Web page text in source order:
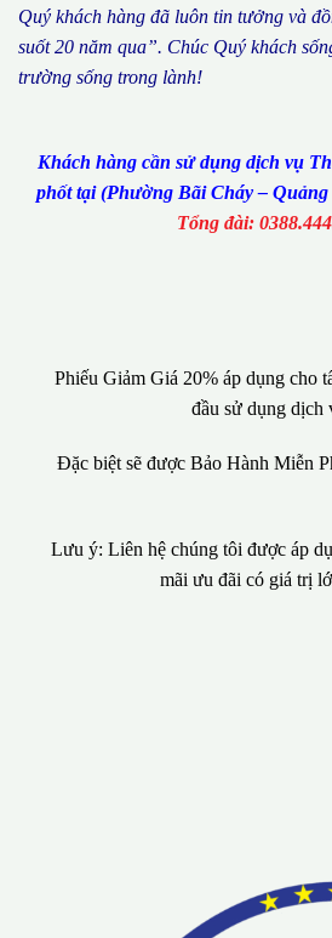
Quý khách hàng đã luôn tin tưởng và đồ
suốt 20 năm qua”. Chúc Quý khách số
trường sống trong lành!
Khách hàng cần sử dụng dịch vụ
phốt tại (Phường Bãi Cháy –
Tổng đài: